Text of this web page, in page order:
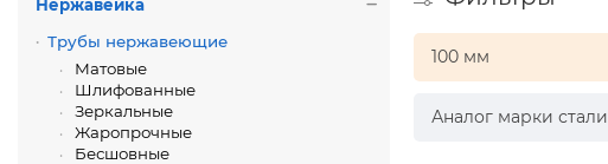
Нержавейка
Трубы нержавеющие
Матовые
Шлифованные
Зеркальные
Жаропрочные
Бесшовные
100 мм
Аналог марки стали